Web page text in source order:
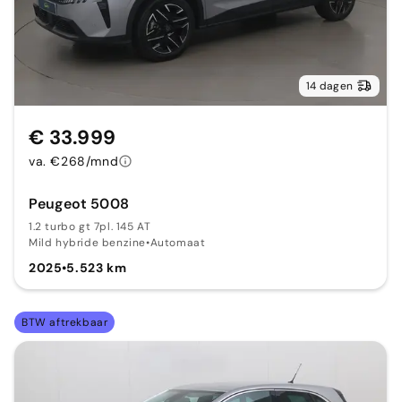
14 dagen
Peugeot 5008
1.2 turbo gt 7pl. 145 AT
Mild hybride benzine•Automaat
2025•5.523 km
€ 33.999
va. €268/mnd
BTW aftrekbaar